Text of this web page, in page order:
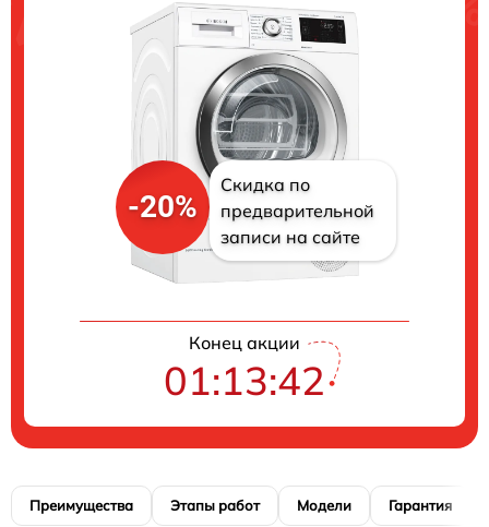
-20%
Скидка по
предварительной
записи на сайте
Конец акции
01:13:41
Преимущества Этапы работ Модели Гарантия